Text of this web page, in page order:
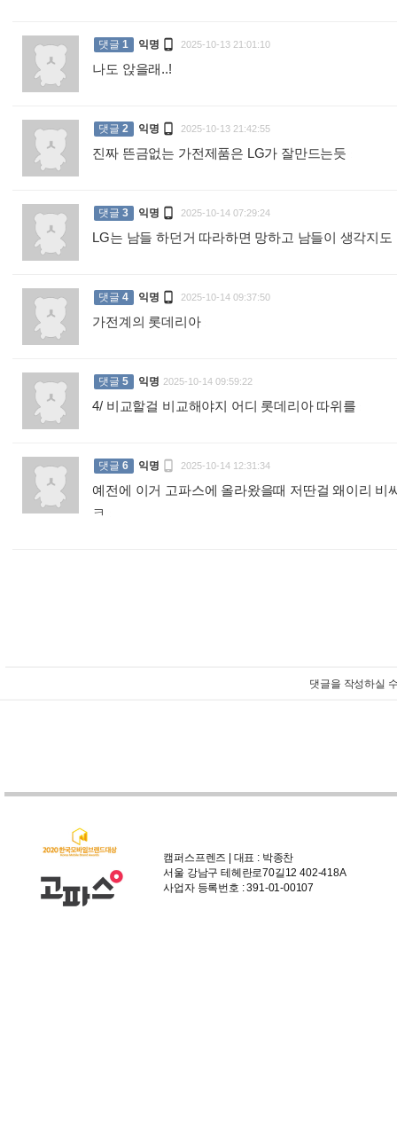
댓글 1 익명  2025-10-13 21:01:10
나도 앉을래..!
댓글 2 익명  2025-10-13 21:42:55
진짜 뜬금없는 가전제품은 LG가 잘만드는듯
댓글 3 익명  2025-10-14 07:29:24
LG는 남들 하던거 따라하면 망하고 남들이 생각지
댓글 4 익명  2025-10-14 09:37:50
가전계의 롯데리아
댓글 5 익명 2025-10-14 09:59:22
4/ 비교할걸 비교해야지 어디 롯데리아 따위를
댓글 6 익명  2025-10-14 12:31:34
예전에 이거 고파스에 올라왔을때 저딴걸 왜이리
ㅋ
댓글을 작성하실
캠퍼스프렌즈 | 대표 : 박종찬
서울 강남구 테헤란로70길12 402-418A
사업자 등록번호 : 391-01-00107